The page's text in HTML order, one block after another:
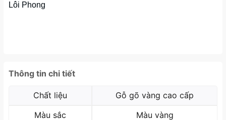
Lôi Phong
Thông tin chi tiết
Chất liệu
Gỗ gõ vàng cao cấp
Màu sắc
Màu vàng